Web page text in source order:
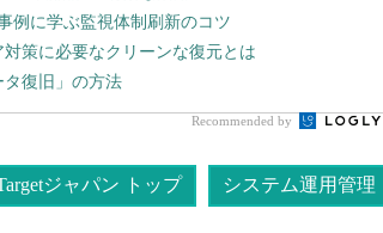
例に学ぶ監視体制刷新のコツ
策に必要なクリーンな復元とは
復旧」の方法
Recommended by
ジャパン トップ システム運用管理